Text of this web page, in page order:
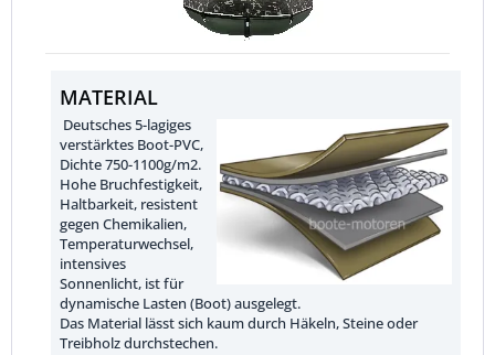
MATERIAL
Deutsches 5-lagiges
verstärktes Boot-PVC,
Dichte 750-1100g/m2.
Hohe Bruchfestigkeit,
Haltbarkeit, resistent
gegen Chemikalien,
Temperaturwechsel,
intensives
Sonnenlicht, ist für
dynamische Lasten (Boot) ausgelegt.
Das Material lässt sich kaum durch Häkeln, Steine oder
Treibholz durchstechen.